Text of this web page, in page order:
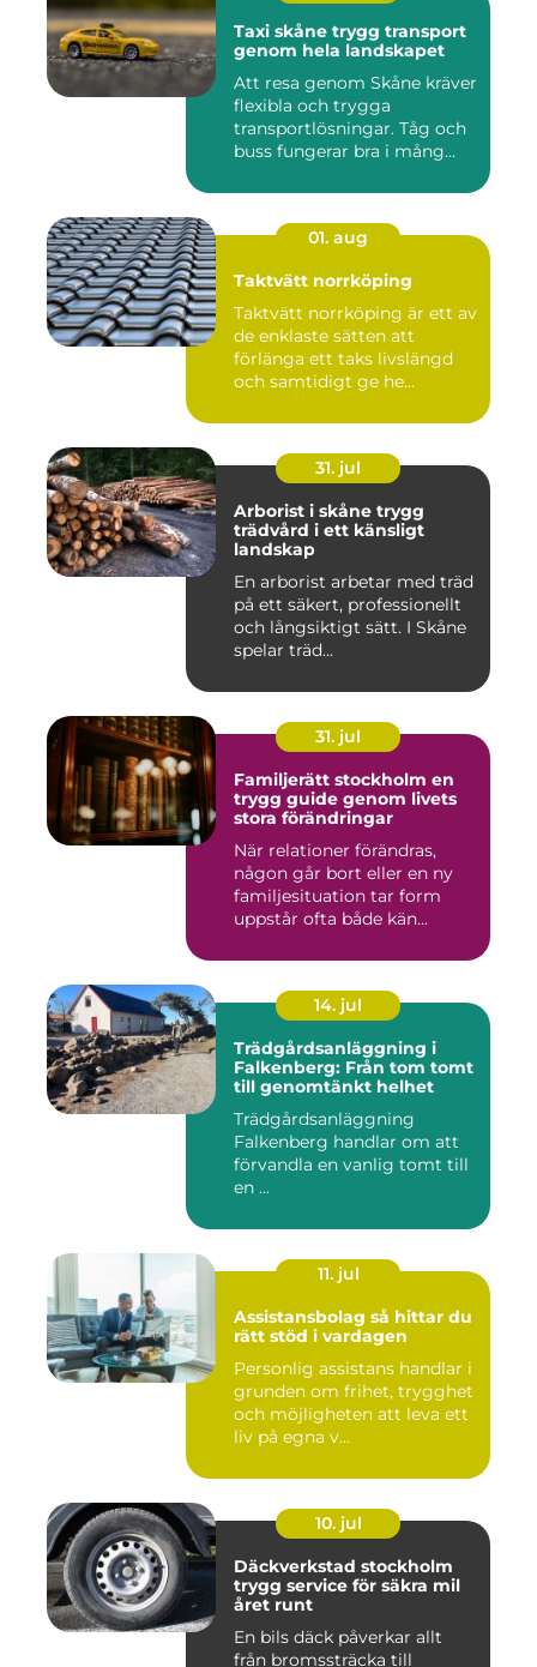
Taxi skåne trygg transport
genom hela landskapet
Att resa genom Skåne kräver
flexibla och trygga
transportlösningar. Tåg och
buss fungerar bra i mång...
01. aug
Taktvätt norrköping
Taktvätt norrköping är ett av
de enklaste sätten att
förlänga ett taks livslängd
och samtidigt ge he...
31. jul
Arborist i skåne trygg
trädvård i ett känsligt
landskap
En arborist arbetar med träd
på ett säkert, professionellt
och långsiktigt sätt. I Skåne
spelar träd...
31. jul
Familjerätt stockholm en
trygg guide genom livets
stora förändringar
När relationer förändras,
någon går bort eller en ny
familjesituation tar form
uppstår ofta både kän...
14. jul
Trädgårdsanläggning i
Falkenberg: Från tom tomt
till genomtänkt helhet
Trädgårdsanläggning
Falkenberg handlar om att
förvandla en vanlig tomt till
en ...
11. jul
Assistansbolag så hittar du
rätt stöd i vardagen
Personlig assistans handlar i
grunden om frihet, trygghet
och möjligheten att leva ett
liv på egna v...
10. jul
Däckverkstad stockholm
trygg service för säkra mil
året runt
En bils däck påverkar allt
från bromssträcka till